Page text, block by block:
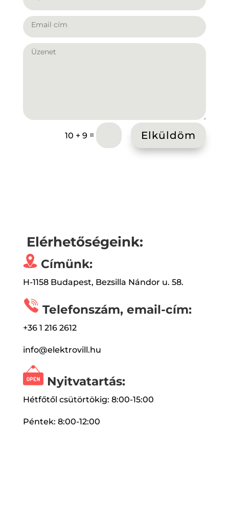
10 + 9 = Elküldöm
Elérhetőségeink:
Címünk:
H-1158 Budapest, Bezsilla Nándor u. 58.
Telefonszám, email-cím:
+36 1 216 2612
info@elektrovill.hu
Nyitvatartás:
Hétfőtől csütörtökig: 8:00-15:00
Péntek: 8:00-12:00